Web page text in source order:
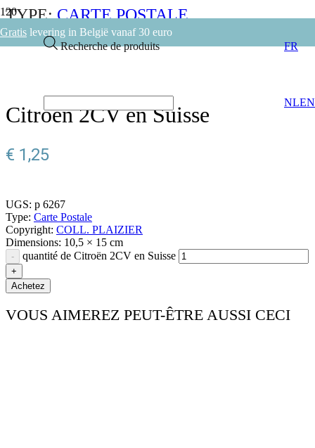
Gratis levering in België vanaf 30 euro
Recherche de produits
FR
NLEN
TYPE:CARTE POSTALE
COPYRIGHT:COLL. PLAIZIER
RETOURNER
Citroën 2CV en Suisse
€ 1,25
UGS: p 6267
Type: Carte Postale
Copyright: COLL. PLAIZIER
Dimensions: 10,5 × 15 cm
quantité de Citroën 2CV en Suisse
Achetez
VOUS AIMEREZ PEUT-ÊTRE AUSSI CECI